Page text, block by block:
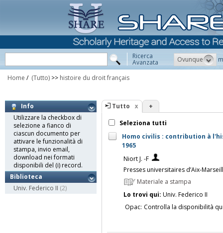
Ricerca
Avanzata Ovunque
Home / (Tutto) >> histoire du droit français
Info
Utilizzare la checkbox di
selezione a fianco di
ciascun documento per
attivare le funzionalità di
stampa, invio email,
download nei formati
disponibili del (i) record.
Biblioteca
Univ. Federico II (2)
Tutto +
Seleziona tutti
Homo civilis : contribution à
1965
Niort J. -F
Presses universitaires d’Aix-
Materiale a stampa
Lo trovi qui: Univ. Federico II
Opac: Controlla la disponibilità